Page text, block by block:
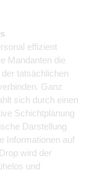
effizient
Mandanten die
tatsächlichen
Ganz
sich durch einen
Schichtplanung
Darstellung
Informationen auf
wird der
und